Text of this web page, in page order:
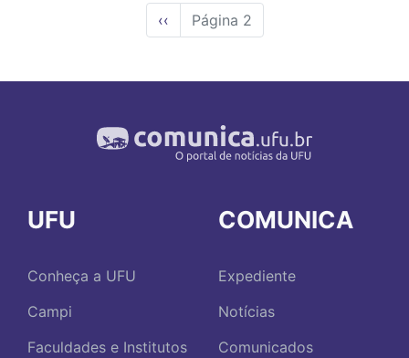
Página
anterior
‹‹ Página 2
UFU
Conheça a UFU
Campi
Faculdades e Institutos
COMUNICA
Expediente
Notícias
Comunicados